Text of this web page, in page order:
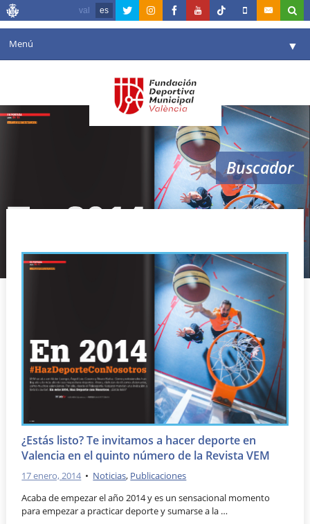
val es
Menú ▼
Agenda
▼
Reservas
Buscador
revista vem 5
¿Estás listo? Te invitamos a hacer deporte en
Valencia en el quinto número de la Revista VEM
17 enero, 2014 • Noticias, Publicaciones
Acaba de empezar el año 2014 y es un sensacional momento
para empezar a practicar deporte y sumarse a la …